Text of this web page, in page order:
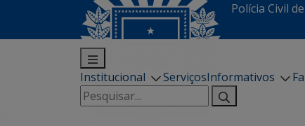
Polícia Civil
Institucional ServiçosInformativos
Pesquisar
por: